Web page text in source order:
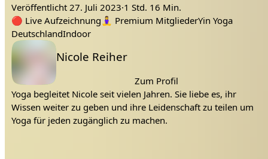
Veröffentlicht 27. Juli 2023·1 Std. 16 Min.
Tags:
🔴 Live Aufzeichnung 🧘‍♀️ Premium MitgliederYin Yoga
DeutschlandIndoor
entspannung
ganzer körpermit Hilfsmittel
regen
regenwetter
seiten dehen
wohlbefinden
yin
yoga
Lehrer:
Nicole Reiher
Zum Profil
Yoga begleitet Nicole seit vielen Jahren. Sie liebe es, ihr
Wissen weiter zu geben und ihre Leidenschaft zu teilen um
Yoga für jeden zugänglich zu machen.